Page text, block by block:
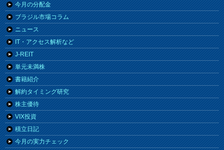
今月の分配金
ブラジル市場コラム
ニュース
IT・アクセス解析など
J-REIT
単元未満株
書籍紹介
解約タイミング研究
株主優待
VIX投資
積立日記
今月の実力チェック